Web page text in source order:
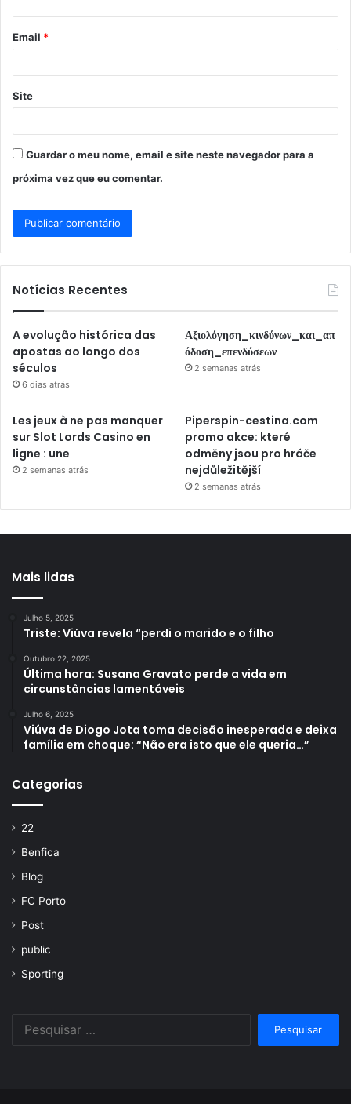
*
Email *
Site
Guardar o meu nome, email e site neste navegador para a
próxima vez que eu comentar.
Notícias Recentes
A evolução histórica das
apostas ao longo dos
séculos
6 dias atrás
Αξιολόγηση_κινδύνων_και_απ
όδοση_επενδύσεων
2 semanas atrás
Les jeux à ne pas manquer
sur Slot Lords Casino en
ligne : une
2 semanas atrás
Piperspin-cestina.com
promo akce: které
odměny jsou pro hráče
nejdůležitější
2 semanas atrás
Mais lidas
Julho 5, 2025
Triste: Viúva revela “perdi o marido e o filho
Outubro 22, 2025
Última hora: Susana Gravato perde a vida em
circunstâncias lamentáveis
Julho 6, 2025
Viúva de Diogo Jota toma decisão inesperada e deixa
família em choque: “Não era isto que ele queria…”
Categorias
22
Benfica
Blog
FC Porto
Post
public
Sporting